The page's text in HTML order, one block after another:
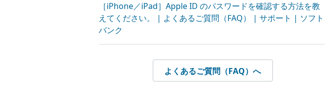
［iPhone／iPad］Apple ID のパスワードを確認する方法を教
えてください。 | よくあるご質問（FAQ） | サポート | ソフト
バンク
よくあるご質問（FAQ）へ